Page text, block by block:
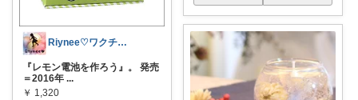
Riynee♡ワクチン接種済み
『レモン電池を作ろう』。 発売
＝2016年 ...
￥ 1,320